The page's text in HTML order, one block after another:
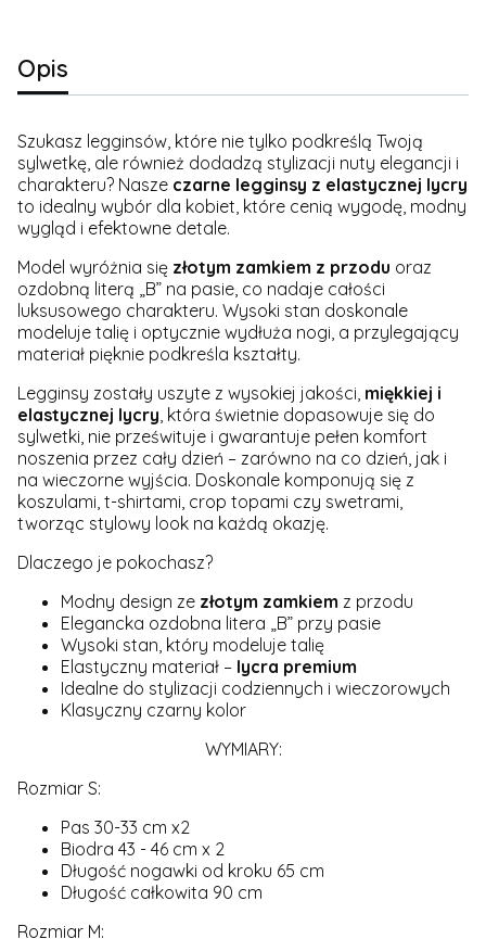
Opis
Szukasz legginsów, które nie tylko podkreślą Twoją
sylwetkę, ale również dodadzą stylizacji nuty elegancji i
charakteru? Nasze czarne legginsy z elastycznej lycry
to idealny wybór dla kobiet, które cenią wygodę, modny
wygląd i efektowne detale.
Model wyróżnia się złotym zamkiem z przodu oraz
ozdobną literą „B” na pasie, co nadaje całości
luksusowego charakteru. Wysoki stan doskonale
modeluje talię i optycznie wydłuża nogi, a przylegający
materiał pięknie podkreśla kształty.
Legginsy zostały uszyte z wysokiej jakości, miękkiej i
elastycznej lycry, która świetnie dopasowuje się do
sylwetki, nie prześwituje i gwarantuje pełen komfort
noszenia przez cały dzień – zarówno na co dzień, jak i
na wieczorne wyjścia. Doskonale komponują się z
koszulami, t-shirtami, crop topami czy swetrami,
tworząc stylowy look na każdą okazję.
Dlaczego je pokochasz?
Modny design ze złotym zamkiem z przodu
Elegancka ozdobna litera „B” przy pasie
Wysoki stan, który modeluje talię
Elastyczny materiał – lycra premium
Idealne do stylizacji codziennych i wieczorowych
Klasyczny czarny kolor
WYMIARY:
Rozmiar S:
Pas 30-33 cm x2
Biodra 43 - 46 cm x 2
Długość nogawki od kroku 65 cm
Długość całkowita 90 cm
Rozmiar M: